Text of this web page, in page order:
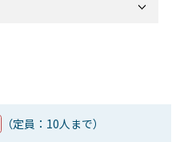
（定員：10人まで）